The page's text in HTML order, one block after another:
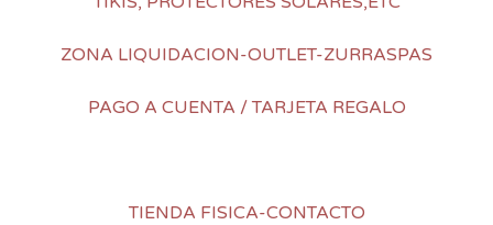
ZONA LIQUIDACION-OUTLET-ZURRASPAS
PAGO A CUENTA / TARJETA REGALO
TIENDA FISICA-CONTACTO